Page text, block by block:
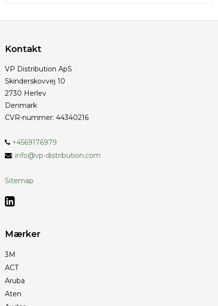
Kontakt
VP Distribution ApS
Skinderskovvej 10
2730 Herlev
Denmark
CVR-nummer: 44340216
+4569176979
: info@vp-distribution.com
Sitemap
Mærker
3M
ACT
Aruba
Aten